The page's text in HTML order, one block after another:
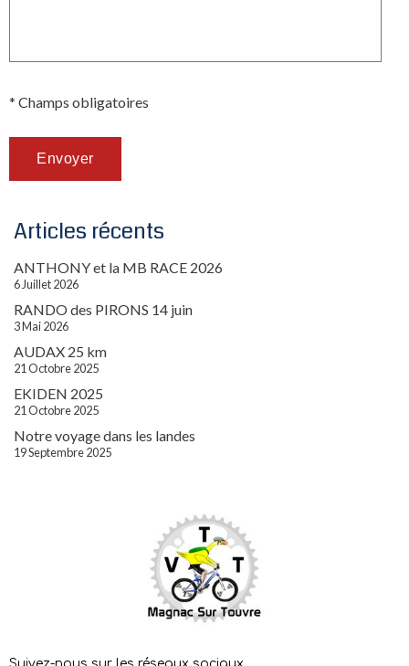
* Champs obligatoires
Articles récents
ANTHONY et la MB RACE 2026
6 Juillet 2026
RANDO des PIRONS 14 juin
3 Mai 2026
AUDAX 25 km
21 Octobre 2025
EKIDEN 2025
21 Octobre 2025
Notre voyage dans les landes
19 Septembre 2025